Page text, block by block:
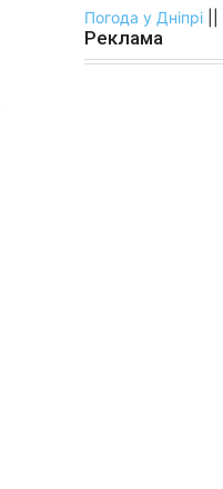
Погода у Дніпрі
Реклама